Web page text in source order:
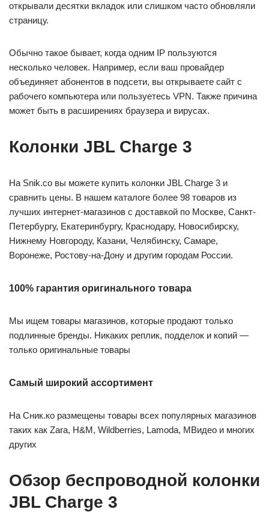
открывали десятки вкладок или слишком часто обновляли
страницу.
Обычно такое бывает, когда одним IP пользуются
несколько человек. Например, если ваш провайдер
объединяет абонентов в подсети, вы открываете сайт с
рабочего компьютера или пользуетесь VPN. Также причина
может быть в расширениях браузера и вирусах.
Колонки JBL Charge 3
На Snik.co вы можете купить колонки JBL Charge 3 и
сравнить цены. В нашем каталоге более 98 товаров из
лучших интернет-магазинов с доставкой по Москве, Санкт-
Петербургу, Екатеринбургу, Краснодару, Новосибирску,
Нижнему Новгороду, Казани, Челябинску, Самаре,
Воронеже, Ростову-на-Дону и другим городам России.
100% гарантия оригинального товара
Мы ищем товары магазинов, которые продают только
подлинные бренды. Никаких реплик, подделок и копий —
только оригинальные товары
Самый широкий ассортимент
На Сник.ко размещены товары всех популярных магазинов
таких как Zara, H&M, Wildberries, Lamoda, МВидео и многих
других
Обзор беспроводной колонки
JBL Charge 3